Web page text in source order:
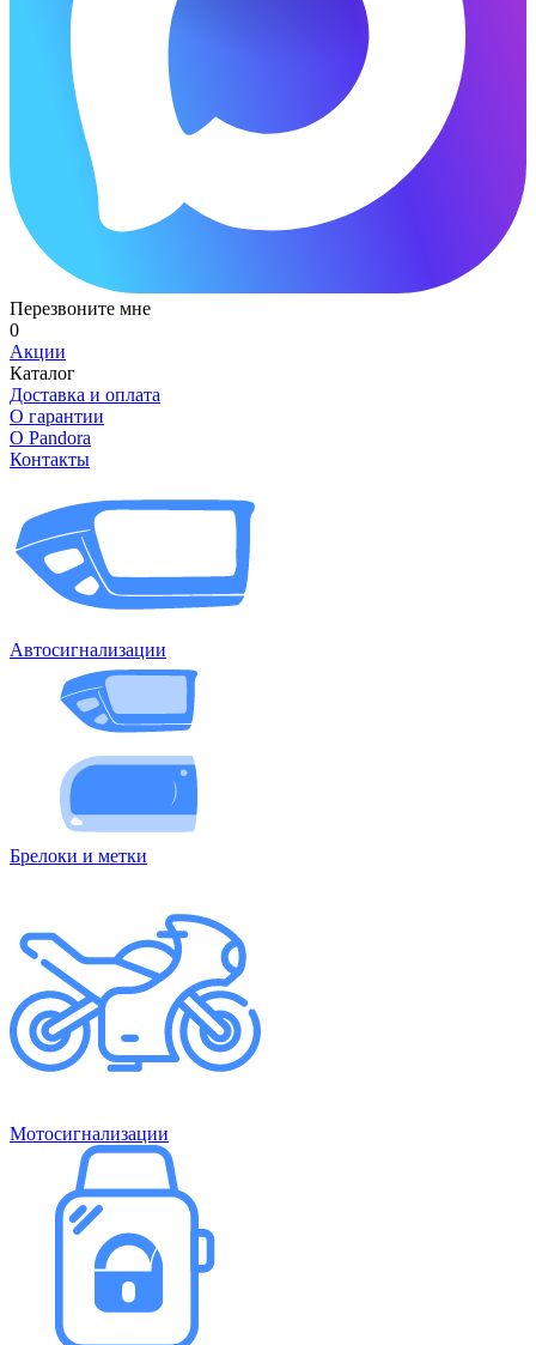
Перезвоните мне
0
Акции
Каталог
Доставка и оплата
О гарантии
О Pandora
Контакты
Автосигнализации
Брелоки и метки
Мотосигнализации